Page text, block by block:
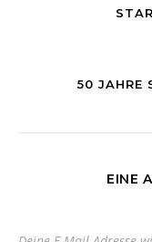
50 JAHRE
EINE